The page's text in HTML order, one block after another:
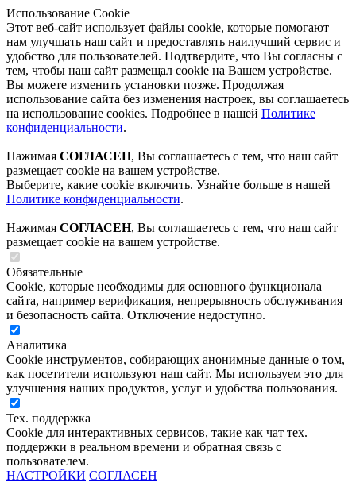
Использование Cookie
Этот веб-сайт использует файлы cookie, которые помогают
нам улучшать наш сайт и предоставлять наилучший сервис и
удобство для пользователей. Подтвердите, что Вы согласны с
тем, чтобы наш сайт размещал cookie на Вашем устройстве.
Вы можете изменить установки позже. Продолжая
использование сайта без изменения настроек, вы соглашаетесь
на использование cookies. Подробнее в нашей Политике
конфиденциальности.
Нажимая СОГЛАСЕН, Вы соглашаетесь с тем, что наш сайт
размещает cookie на вашем устройстве.
Выберите, какие cookie включить. Узнайте больше в нашей
Политике конфиденциальности.
Нажимая СОГЛАСЕН, Вы соглашаетесь с тем, что наш сайт
размещает cookie на вашем устройстве.
Обязательные
Cookie, которые необходимы для основного функционала
сайта, например верификация, непрерывность обслуживания
и безопасность сайта. Отключение недоступно.
Аналитика
Cookie инструментов, собирающих анонимные данные о том,
как посетители используют наш сайт. Мы используем это для
улучшения наших продуктов, услуг и удобства пользования.
Тех. поддержка
Cookie для интерактивных сервисов, такие как чат тех.
поддержки в реальном времени и обратная связь с
пользователем.
НАСТРОЙКИ СОГЛАСЕН